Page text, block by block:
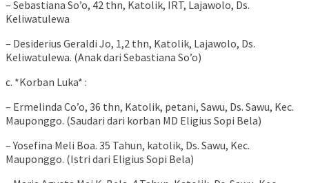
– Sebastiana So’o, 42 thn, Katolik, IRT, Lajawolo, Ds.
Keliwatulewa
– Desiderius Geraldi Jo, 1,2 thn, Katolik, Lajawolo, Ds.
Keliwatulewa. (Anak dari Sebastiana So’o)
c. *Korban Luka* :
– Ermelinda Co’o, 36 thn, Katolik, petani, Sawu, Ds. Sawu, Kec.
Mauponggo. (Saudari dari korban MD Eligius Sopi Bela)
– Yosefina Meli Boa. 35 Tahun, katolik, Ds. Sawu, Kec.
Mauponggo. (Istri dari Eligius Sopi Bela)